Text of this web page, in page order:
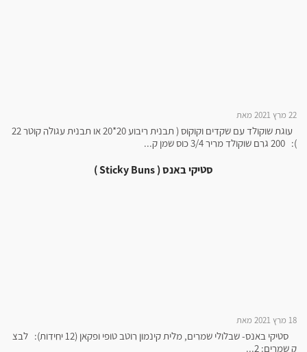
22 מרץ 2021 מאת
עוגת שוקולד עם שקדים וקוקוס ( תבנית ריבוע 20*20 או תבנית עגולה קוטר 22
): 200 גרם שוקולד מריר 3/4 כוס שמן ק...
סטיקי באנס ( Sticky Buns )
18 מרץ 2021 מאת
סטיקי באנס- שבלולי שמרים, מלית קינמון רוטב טופי ופקאן (12 יחידות): לבצ
ק שמרים: 2...